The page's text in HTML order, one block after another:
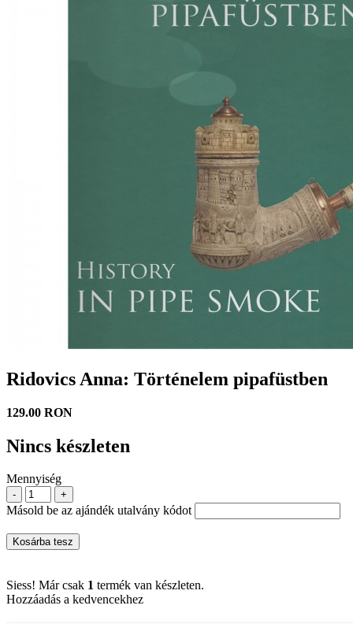
Ridovics Anna: Történelem pipafüstben
129.00 RON
Nincs készleten
Mennyiség
- +
Másold be az ajándék utalvány kódot
Kosárba tesz
Siess! Már csak 1 termék van készleten.
Hozzáadás a kedvencekhez